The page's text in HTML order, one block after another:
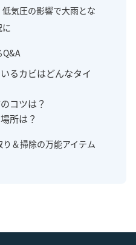
低気圧の影響で大雨とな
に
Q&A
るカビはどんなタイ
コツは？
所は？
＆掃除の万能アイテム